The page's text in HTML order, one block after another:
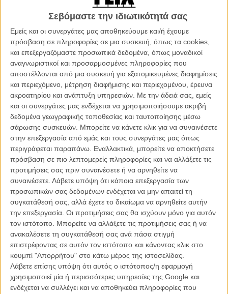
Σεβόμαστε την ιδιωτικότητά σας
Εμείς και οι συνεργάτες μας αποθηκεύουμε και/ή έχουμε
πρόσβαση σε πληροφορίες σε μια συσκευή, όπως τα cookies,
και επεξεργαζόμαστε προσωπικά δεδομένα, όπως μοναδικοί
αναγνωριστικοί και προσαρμοσμένες πληροφορίες που
αποστέλλονται από μια συσκευή για εξατομικευμένες διαφημίσεις
και περιεχόμενο, μέτρηση διαφήμισης και περιεχομένου, έρευνα
ακροατηρίου και ανάπτυξη υπηρεσιών. Με την άδειά σας, εμείς
και οι συνεργάτες μας ενδέχεται να χρησιμοποιήσουμε ακριβή
δεδομένα γεωγραφικής τοποθεσίας και ταυτοποίησης μέσω
σάρωσης συσκευών. Μπορείτε να κάνετε κλικ για να συναινέσετε
στην επεξεργασία από εμάς και τους συνεργάτες μας όπως
περιγράφεται παραπάνω. Εναλλακτικά, μπορείτε να αποκτήσετε
πρόσβαση σε πιο λεπτομερείς πληροφορίες και να αλλάξετε τις
προτιμήσεις σας πριν συναινέσετε ή να αρνηθείτε να
συναινέσετε. Λάβετε υπόψη ότι κάποια επεξεργασία των
προσωπικών σας δεδομένων ενδέχεται να μην απαιτεί τη
συγκατάθεσή σας, αλλά έχετε το δικαίωμα να αρνηθείτε αυτήν
την επεξεργασία. Οι προτιμήσεις σας θα ισχύουν μόνο για αυτόν
τον ιστότοπο. Μπορείτε να αλλάξετε τις προτιμήσεις σας ή να
ανακαλέσετε τη συγκατάθεσή σας ανά πάσα στιγμή
επιστρέφοντας σε αυτόν τον ιστότοπο και κάνοντας κλικ στο
κουμπί "Απορρήτου" στο κάτω μέρος της ιστοσελίδας.
Λάβετε επίσης υπόψη ότι αυτός ο ιστότοπος/η εφαρμογή
χρησιμοποιεί μία ή περισσότερες υπηρεσίες της Google και
ενδέχεται να συλλέγει και να αποθηκεύει πληροφορίες που
5 ερωτήσεις για τις «Αλκυονίδες»
Πώς επιλέξατε το θέμα της ταινίας σας, ποια ήταν η αρχική
ιδέα, ποια η ανάγκη να αφηγηθείτε αυτή την ιστορία;
Ημουν σε ένα ορεινό χωριό και παρατηρούσα τις γυναίκες του
χωριού. Αυτό που μου έκανε εντύπωση ήταν η σιωπή. Σκληρές
γυναίκες, δυναμικές, αγρότισσες, αλλά σιωπηλές. Εκεί μου ήρθε η
επιθυμία για μια ταινία με κέντρο αυτή τη σιωπή. Μετά διάβασα ένα
διήγημα της Αλις Μονρό για μια γυναίκα που περιμένει τη μέρα του
γάμου της, η οποία όμως ήταν εντελώς καταθλιπτική εμπειρία,
καθόλου χαρούμενη ή ό,τι έχουμε στο μυαλό μας για μέρα γάμου.
Και όλα αυτά έφεραν την ιστορία.